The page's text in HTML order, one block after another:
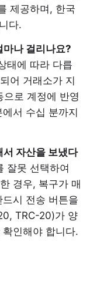
제공하며, 한국
다.
마나 걸리나요?
태에 따라 다릅
어 거래소가 지
로 계정에 반영
서 수십 분까지
서 자산을 보냈다
잘못 선택하여
경우, 복구가 매
시 전송 버튼을
TRC-20)가 양
인해야 합니다.